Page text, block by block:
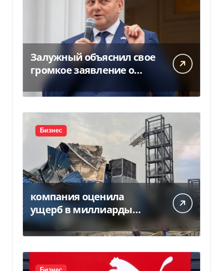
Залужный объяснил свое
громкое заявление о
вступлении Украины в
НАТО
Бизнес
компания оценила
ущерб в миллиарды
гривен